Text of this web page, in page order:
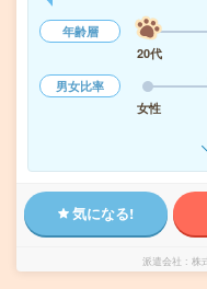
年齢層
20代
男女比率
女性
気になる!
派遣会社 株